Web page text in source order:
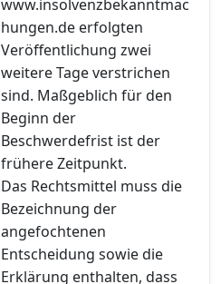
www.insolvenzbekanntmac
hungen.de erfolgten
Veröffentlichung zwei
weitere Tage verstrichen
sind. Maßgeblich für den
Beginn der
Beschwerdefrist ist der
frühere Zeitpunkt.
Das Rechtsmittel muss die
Bezeichnung der
angefochtenen
Entscheidung sowie die
Erklärung enthalten, dass